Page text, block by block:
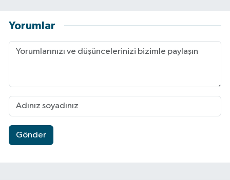
Yorumlar
Gönder